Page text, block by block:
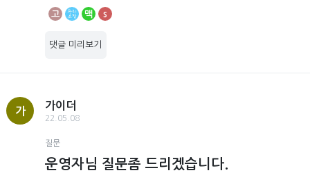
고 맥 s
댓글 미리보기
가
가이더
22.05.08
질문
운영자님 질문좀 드리겠습니다.